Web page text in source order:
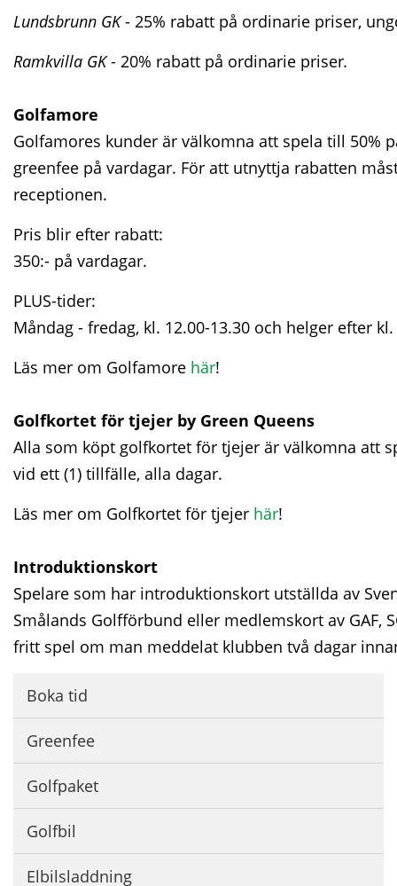
Boka tid
Greenfee
Golfpaket
Golfbil
Elbilsladdning
Lundsbrunn GK- 25% rabatt på ordinarie priser,
Ramkvilla GK- 20% rabatt på ordinarie priser.
Golfamore
Golfamores kunder är välkomna att spela till 50%
greenfee på vardagar. För att utnyttja rabatten
receptionen.
Pris blir efter rabatt:
350:- på vardagar.
PLUS-tider:
Måndag - fredag, kl. 12.00-13.30 och helger efter
Läs mer om Golfamore här!
Golfkortet för tjejer by Green Queens
Alla som köpt golfkortet för tjejer är välkomna att
vid ett (1) tillfälle, alla dagar.
Läs mer om Golfkortet för tjejer här!
Introduktionskort
Spelare som har introduktionskort utställda av
Smålands Golfförbund eller medlemskort av GAF,
fritt spel om man meddelat klubben två dagar